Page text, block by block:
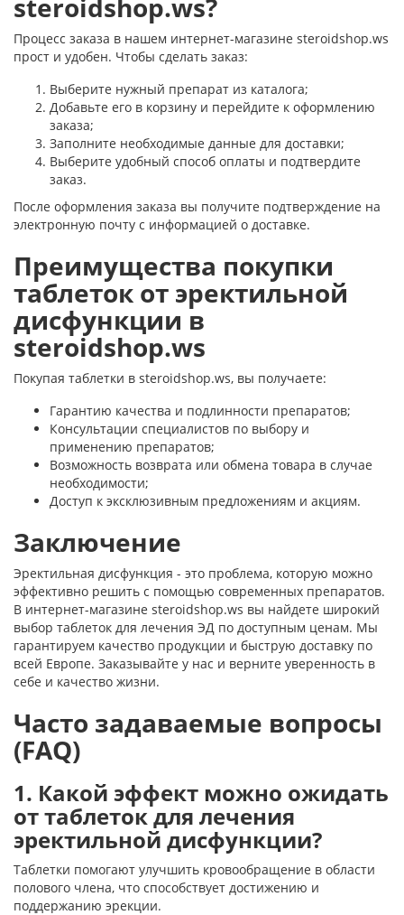
steroidshop.ws?
Процесс заказа в нашем интернет-магазине steroidshop.ws
прост и удобен. Чтобы сделать заказ:
Выберите нужный препарат из каталога;
Добавьте его в корзину и перейдите к оформлению
заказа;
Заполните необходимые данные для доставки;
Выберите удобный способ оплаты и подтвердите
заказ.
После оформления заказа вы получите подтверждение на
электронную почту с информацией о доставке.
Преимущества покупки
таблеток от эректильной
дисфункции в
steroidshop.ws
Покупая таблетки в steroidshop.ws, вы получаете:
Гарантию качества и подлинности препаратов;
Консультации специалистов по выбору и
применению препаратов;
Возможность возврата или обмена товара в случае
необходимости;
Доступ к эксклюзивным предложениям и акциям.
Заключение
Эректильная дисфункция - это проблема, которую можно
эффективно решить с помощью современных препаратов.
В интернет-магазине steroidshop.ws вы найдете широкий
выбор таблеток для лечения ЭД по доступным ценам. Мы
гарантируем качество продукции и быструю доставку по
всей Европе. Заказывайте у нас и верните уверенность в
себе и качество жизни.
Часто задаваемые вопросы
(FAQ)
1. Какой эффект можно ожидать
от таблеток для лечения
эректильной дисфункции?
Таблетки помогают улучшить кровообращение в области
полового члена, что способствует достижению и
поддержанию эрекции.